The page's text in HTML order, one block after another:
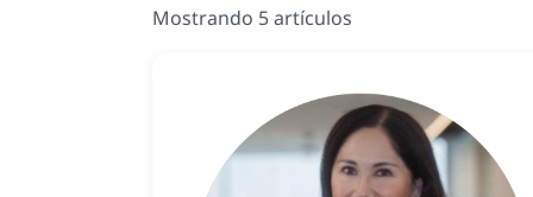
Mostrando 5 artículos